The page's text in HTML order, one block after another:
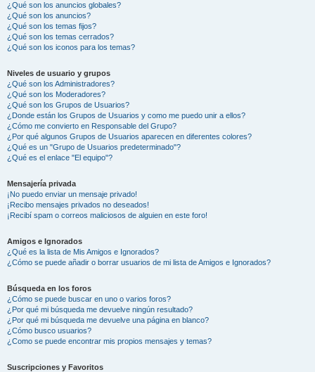
¿Qué son los anuncios globales?
¿Qué son los anuncios?
¿Qué son los temas fijos?
¿Qué son los temas cerrados?
¿Qué son los iconos para los temas?
Niveles de usuario y grupos
¿Qué son los Administradores?
¿Qué son los Moderadores?
¿Qué son los Grupos de Usuarios?
¿Donde están los Grupos de Usuarios y como me puedo unir a ellos?
¿Cómo me convierto en Responsable del Grupo?
¿Por qué algunos Grupos de Usuarios aparecen en diferentes colores?
¿Qué es un "Grupo de Usuarios predeterminado"?
¿Qué es el enlace "El equipo"?
Mensajería privada
¡No puedo enviar un mensaje privado!
¡Recibo mensajes privados no deseados!
¡Recibí spam o correos maliciosos de alguien en este foro!
Amigos e Ignorados
¿Qué es la lista de Mis Amigos e Ignorados?
¿Cómo se puede añadir o borrar usuarios de mi lista de Amigos e Ignorados?
Búsqueda en los foros
¿Cómo se puede buscar en uno o varios foros?
¿Por qué mi búsqueda me devuelve ningún resultado?
¿Por qué mi búsqueda me devuelve una página en blanco?
¿Cómo busco usuarios?
¿Como se puede encontrar mis propios mensajes y temas?
Suscripciones y Favoritos